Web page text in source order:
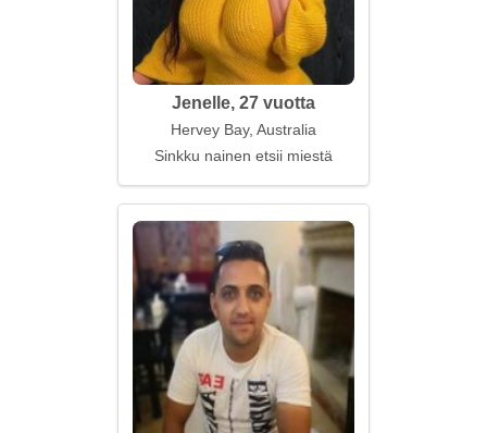
Jenelle, 27 vuotta
Hervey Bay, Australia
Sinkku nainen etsii miestä